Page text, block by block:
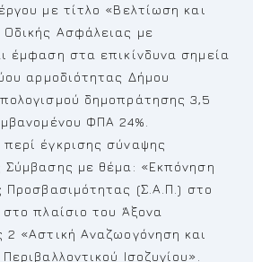
με τίτλο «Βελτίωση και
Ασφάλειας με
έμφαση στα επικίνδυνα σημεία
αρμοδιότητας Δήμου
δημοπράτησης 3,5
ΦΠΑ 24%.
έγκρισης σύναψης
Σύμβασης με θέμα: «Εκπόνηση
Προσβασιμότητας (Σ.Α.Π.) στο
πλαίσιο του Άξονα
2 «Αστική Αναζωογόνηση και
Ισοζυγίου».